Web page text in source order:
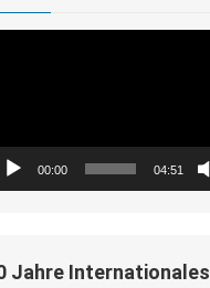
00:00 04:51
Jahre Internationales